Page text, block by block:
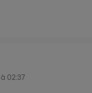
à 02:37